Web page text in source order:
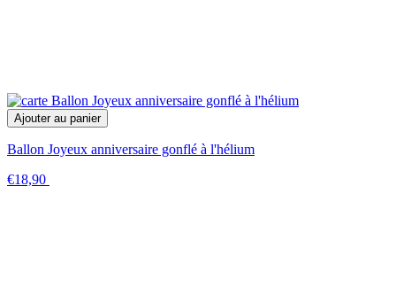
Ajouter au panier
Ballon Joyeux anniversaire gonflé à l'hélium
€18,90